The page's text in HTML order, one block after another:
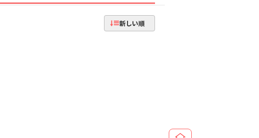
新しい順